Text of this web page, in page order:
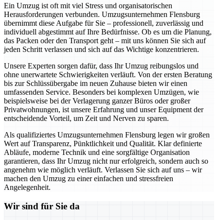
Ein Umzug ist oft mit viel Stress und organisatorischen
Herausforderungen verbunden. Umzugsunternehmen Flensburg
übernimmt diese Aufgabe für Sie – professionell, zuverlässig und
individuell abgestimmt auf Ihre Bedürfnisse. Ob es um die Planung,
das Packen oder den Transport geht – mit uns können Sie sich auf
jeden Schritt verlassen und sich auf das Wichtige konzentrieren.
Unsere Experten sorgen dafür, dass Ihr Umzug reibungslos und
ohne unerwartete Schwierigkeiten verläuft. Von der ersten Beratung
bis zur Schlüssübergabe im neuen Zuhause bieten wir einen
umfassenden Service. Besonders bei komplexen Umzügen, wie
beispielsweise bei der Verlagerung ganzer Büros oder großer
Privatwohnungen, ist unsere Erfahrung und unser Equipment der
entscheidende Vorteil, um Zeit und Nerven zu sparen.
Als qualifiziertes Umzugsunternehmen Flensburg legen wir großen
Wert auf Transparenz, Pünktlichkeit und Qualität. Klar definierte
Abläufe, moderne Technik und eine sorgfältige Organisation
garantieren, dass Ihr Umzug nicht nur erfolgreich, sondern auch so
angenehm wie möglich verläuft. Verlassen Sie sich auf uns – wir
machen den Umzug zu einer einfachen und stressfreien
Angelegenheit.
Wir sind für Sie da